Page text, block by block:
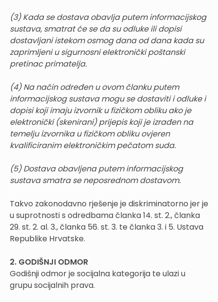
(3) Kada se dostava obavlja putem informacijskog
sustava, smatrat će se da su odluke ili dopisi
dostavljani istekom osmog dana od dana kada su
zaprimljeni u sigurnosni elektronički poštanski
pretinac primatelja.
(4) Na način određen u ovom članku putem
informacijskog sustava mogu se dostaviti i odluke i
dopisi koji imaju izvornik u fizičkom obliku ako je
elektronički (skenirani) prijepis koji je izrađen na
temelju izvornika u fizičkom obliku ovjeren
kvalificiranim elektroničkim pečatom suda.
(5) Dostava obavljena putem informacijskog
sustava smatra se neposrednom dostavom.
Takvo zakonodavno rješenje je diskriminatorno jer je
u suprotnosti s odredbama članka 14. st. 2., članka
29. st. 2. al. 3., članka 56. st. 3. te članka 3. i 5. Ustava
Republike Hrvatske.
2. GODIŠNJI ODMOR
Godišnji odmor je socijalna kategorija te ulazi u
grupu socijalnih prava.